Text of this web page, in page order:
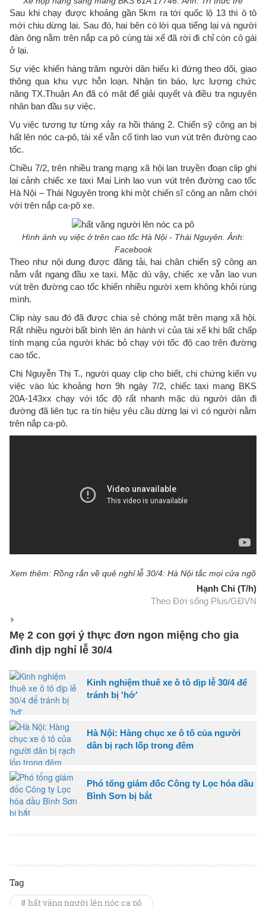
Sau khi chạy được khoảng gần 5km ra tới quốc lộ 13 thì ô tô
mới chiu dừng lại. Sau đó, hai bên có lời qua tiếng lại và người
đàn ông nằm trên nắp ca pô cùng tài xế đã rời đi chỉ còn cô gái
ở lại.
Sự việc khiến hàng trăm người dân hiếu kì đứng theo dõi, giao
thông qua khu vực hỗn loạn. Nhận tin báo, lực lượng chức
năng TX.Thuận An đã có mặt để giải quyết và điều tra nguyên
nhân ban đầu sự việc.
Vụ việc tương tự từng xảy ra hồi tháng 2. Chiến sỹ công an bị
hất lên nóc ca-pô, tài xế vẫn cố tình lao vun vút trên đường cao
tốc.
Chiều 7/2, trên nhiều trang mạng xã hội lan truyền đoạn clip ghi
lại cảnh chiếc xe taxi Mai Linh lao vun vút trên đường cao tốc
Hà Nội – Thái Nguyên trong khi một chiến sĩ công an nằm chới
với trên nắp ca-pô xe.
Hình ảnh vụ việc ở trên cao tốc Hà Nội - Thái Nguyên. Ảnh:
Facebook
Theo như nội dung được đăng tải, hai chân chiến sỹ công an
nằm vắt ngang đầu xe taxi. Mặc dù vậy, chiếc xe vẫn lao vun
vút trên đường cao tốc khiến nhiều người xem không khỏi rùng
mình.
Clip này sau đó đã được chia sẻ chóng mặt trên mạng xã hội.
Rất nhiều người bất bình lên án hành vi của tài xế khi bất chấp
tính mạng của người khác bỏ chạy với tốc độ cao trên đường
cao tốc.
Chị Nguyễn Thị T., người quay clip cho biết, chị chứng kiến vụ
việc vào lúc khoảng hơn 9h ngày 7/2, chiếc taxi mang BKS
20A-143xx chạy với tốc độ rất nhanh mặc dù người dân đi
đường đã liên tục ra tín hiệu yêu cầu dừng lại vì có người nằm
trên nắp ca-pô.
Xem thêm: Rồng rắn về quê nghỉ lễ 30/4: Hà Nội tắc mọi cửa ngõ
Hạnh Chi (T/h)
Theo Đời sống Plus/GĐVN
Mẹ 2 con gợi ý thực đơn ngon miệng cho gia
đình dịp nghỉ lễ 30/4
Kinh nghiệm thuê xe ô tô dịp lễ 30/4 để
tránh bị 'hớ'
Hà Nội: Hàng chục xe ô tô của người
dân bị rạch lốp trong đêm
Phó tổng giám đốc Công ty Lọc hóa dầu
Bình Sơn bị bắt
Tag
# hất văng người lên nóc ca pô